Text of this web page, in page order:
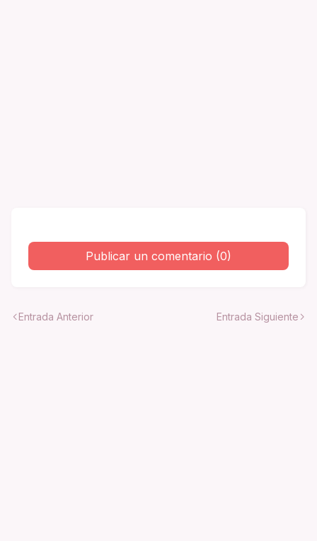
Publicar un comentario (0)
Entrada Anterior Entrada Siguiente